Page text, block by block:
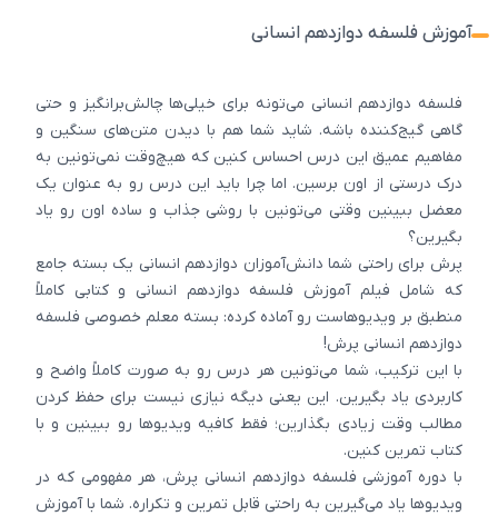
آموزش فلسفه دوازدهم انسانی
فلسفه دوازدهم انسانی می‌تونه برای خیلی‌ها چالش‌برانگیز و حتی
گاهی گیج‌کننده باشه. شاید شما هم با دیدن متن‌های سنگین و
مفاهیم عمیق این درس احساس کنین که هیچ‌وقت نمی‌تونین به
درک درستی از اون برسین. اما چرا باید این درس رو به عنوان یک
معضل ببینین وقتی می‌تونین با روشی جذاب و ساده اون رو یاد
بگیرین؟
پرش برای راحتی شما دانش‌آموزان دوازدهم انسانی یک بسته جامع
که شامل فیلم آموزش فلسفه دوازدهم انسانی و کتابی کاملاً
منطبق بر ویدیوهاست رو آماده کرده: بسته معلم خصوصی فلسفه
دوازدهم انسانی پرش!
با این ترکیب، شما می‌تونین هر درس رو به صورت کاملاً واضح و
کاربردی یاد بگیرین. این یعنی دیگه نیازی نیست برای حفظ کردن
مطالب وقت زیادی بگذارین؛ فقط کافیه ویدیوها رو ببینین و با
کتاب تمرین کنین.
با دوره آموزشی فلسفه دوازدهم انسانی پرش، هر مفهومی که در
ویدیوها یاد می‌گیرین به راحتی قابل تمرین و تکراره. شما با آموزش